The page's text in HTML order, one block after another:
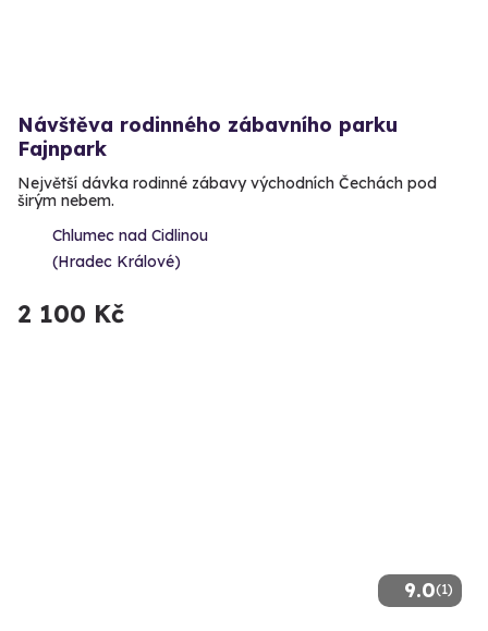
Návštěva rodinného zábavního parku
Fajnpark
Největší dávka rodinné zábavy východních Čechách pod
širým nebem.
Chlumec nad Cidlinou
(Hradec Králové)
2 100 Kč
9.0(1)